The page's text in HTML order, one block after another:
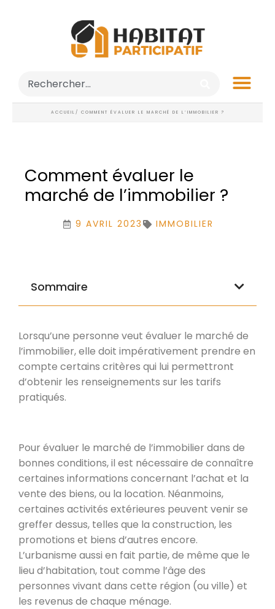
ACCUEIL / COMMENT ÉVALUER LE MARCHÉ DE L’IMMOBILIER ?
Comment évaluer le
marché de l’immobilier ?
9 AVRIL 2023 IMMOBILIER
Sommaire
Lorsqu’une personne veut évaluer le marché de
l’immobilier, elle doit impérativement prendre en
compte certains critères qui lui permettront
d’obtenir les renseignements sur les tarifs
pratiqués.
Pour évaluer le marché de l’immobilier dans de
bonnes conditions, il est nécessaire de connaître
certaines informations concernant l’achat et la
vente des biens, ou la location. Néanmoins,
certaines activités extérieures peuvent venir se
greffer dessus, telles que la construction, les
promotions et biens d’autres encore.
L’urbanisme aussi en fait partie, de même que le
lieu d’habitation, tout comme l’âge des
personnes vivant dans cette région (ou ville) et
les revenus de chaque ménage.